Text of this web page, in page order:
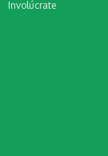
Involúcrate